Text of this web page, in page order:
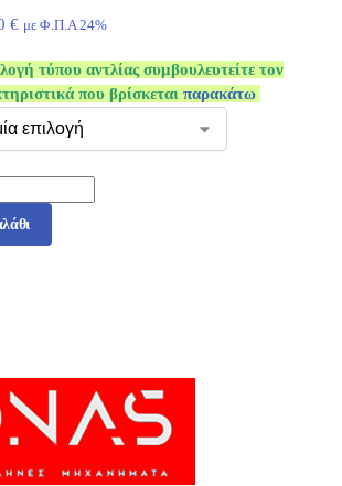
€ με Φ.Π.Α 24%
τύπου αντλίας συμβουλευτείτε τον
που βρίσκεται παρακάτω